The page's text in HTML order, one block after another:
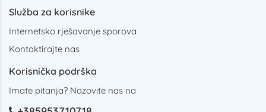
Služba za korisnike
Internetsko rješavanje sporova
Kontaktirajte nas
Korisnička podrška
Imate pitanja? Nazovite nas na